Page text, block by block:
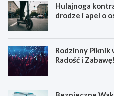
Hulajnoga
drodze i apel o
Rodzinny Piknik
Radość i Zabawę!